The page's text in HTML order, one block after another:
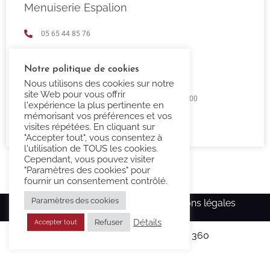
Menuiserie Espalion
05 65 44 85 76
23 Boulevard de Guizard 12500 Espalion
Lundi au Vendredi 9h00 -12h00 / 14h00 - 18h00
Fermé Samedi et Dimanche
Copyright Confort-3000.fr – Mentions légales
Réalisé par l’agence Ma Com 360
Notre politique de cookies
Nous utilisons des cookies sur notre
site Web pour vous offrir
l'expérience la plus pertinente en
mémorisant vos préférences et vos
visites répétées. En cliquant sur
"Accepter tout", vous consentez à
l'utilisation de TOUS les cookies.
Cependant, vous pouvez visiter
"Paramètres des cookies" pour
fournir un consentement contrôlé.
Paramètres des cookies
Accepter tout Refuser Détails